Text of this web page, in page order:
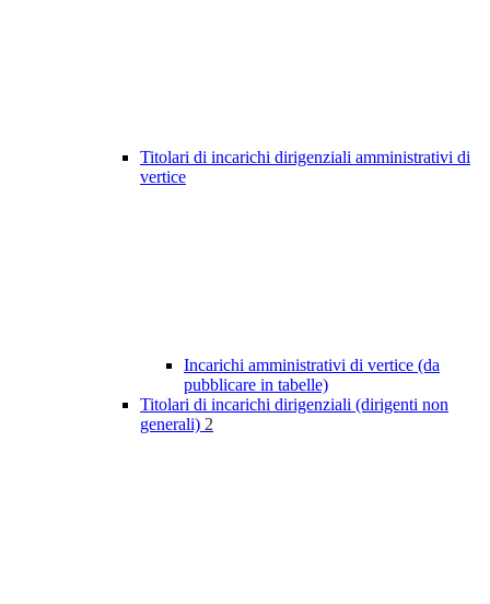
Titolari di incarichi dirigenziali amministrativi di
vertice
Incarichi amministrativi di vertice (da
pubblicare in tabelle)
Titolari di incarichi dirigenziali (dirigenti non
generali) 2